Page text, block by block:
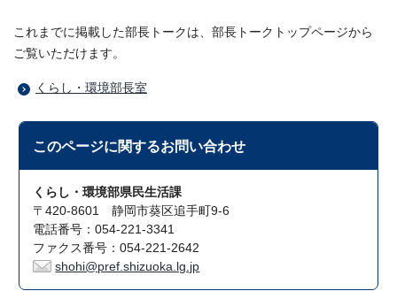
これまでに掲載した部長トークは、部長トークトップページから
ご覧いただけます。
くらし・環境部長室
このページに関するお問い合わせ
くらし・環境部県民生活課
〒420-8601 静岡市葵区追手町9-6
電話番号：054-221-3341
ファクス番号：054-221-2642
shohi@pref.shizuoka.lg.jp